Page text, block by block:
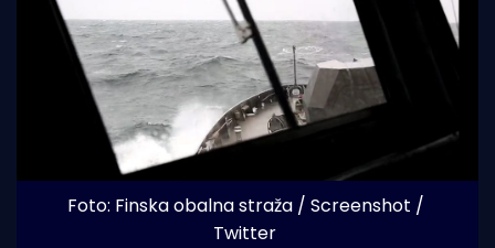
Foto: Finska obalna straža / Screenshot /
Twitter